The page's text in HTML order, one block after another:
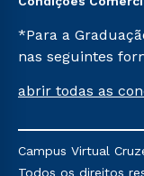
*Para a
nas seguintes
Já para as
mencionadas são
Religioso,
abrir todas as
Campus Virtual
Todos os direitos